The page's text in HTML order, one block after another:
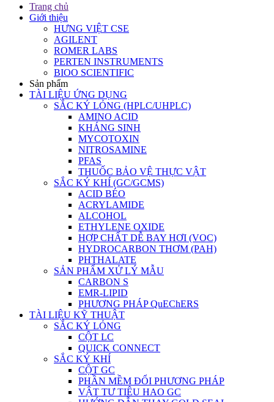
Trang chủ
Giới thiệu
HƯNG VIỆT CSE
AGILENT
ROMER LABS
PERTEN INSTRUMENTS
BIOO SCIENTIFIC
Sản phẩm
TÀI LIỆU ỨNG DỤNG
SẮC KÝ LỎNG (HPLC/UHPLC)
AMINO ACID
KHÁNG SINH
MYCOTOXIN
NITROSAMINE
PFAS
THUỐC BẢO VỆ THỰC VẬT
SẮC KÝ KHÍ (GC/GCMS)
ACID BÉO
ACRYLAMIDE
ALCOHOL
ETHYLENE OXIDE
HỢP CHẤT DỄ BAY HƠI (VOC)
HYDROCARBON THƠM (PAH)
PHTHALATE
SẢN PHẨM XỬ LÝ MẪU
CARBON S
EMR-LIPID
PHƯƠNG PHÁP QuEChERS
TÀI LIỆU KỸ THUẬT
SẮC KÝ LỎNG
CỘT LC
QUICK CONNECT
SẮC KÝ KHÍ
CỘT GC
PHẦN MỀM ĐỔI PHƯƠNG PHÁP
VẬT TƯ TIÊU HAO GC